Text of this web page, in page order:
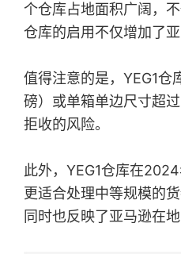
个仓库占地面积广阔，
仓库的启用不仅增加了
值得注意的是，YEG1仓
磅）或单箱单边尺寸超
拒收的风险。
此外，YEG1仓库在
更适合处理中等规模的
同时也反映了亚马逊在